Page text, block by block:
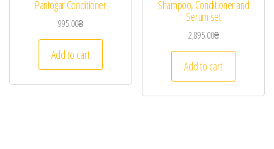
Pantogar Conditioner
995.00₴
Add to cart
Shampoo, Conditioner and
Serum set
2,895.00₴
Add to cart